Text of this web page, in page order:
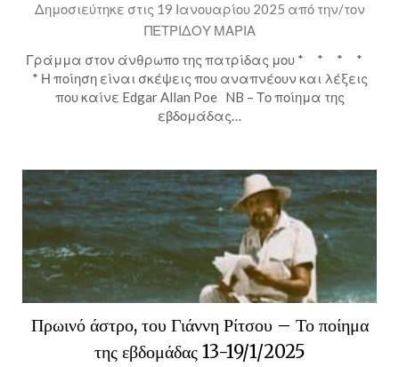
Δημοσιεύτηκε στις 19 Ιανουαρίου 2025 από την/τον
ΠΕΤΡΙΔΟΥ ΜΑΡΙΑ
Γράμμα στον άνθρωπο της πατρίδας μου * * * *
* Η ποίηση είναι σκέψεις που αναπνέουν και λέξεις
που καίνε Edgar Allan Poe NB – Το ποίημα της
εβδομάδας…
Πρωινό άστρο, του Γιάννη Ρίτσου – Το ποίημα
της εβδομάδας 13-19/1/2025